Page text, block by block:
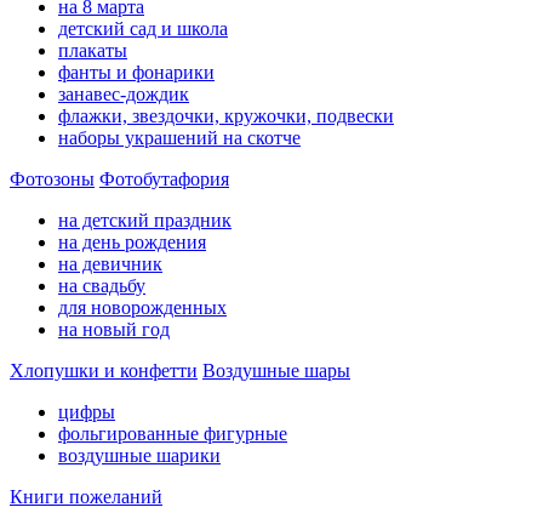
на 8 марта
детский сад и школа
плакаты
фанты и фонарики
занавес-дождик
флажки, звездочки, кружочки, подвески
наборы украшений на скотче
Фотозоны Фотобутафория
на детский праздник
на день рождения
на девичник
на свадьбу
для новорожденных
на новый год
Хлопушки и конфетти Воздушные шары
цифры
фольгированные фигурные
воздушные шарики
Книги пожеланий